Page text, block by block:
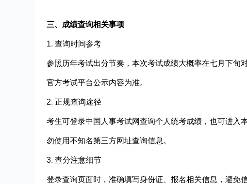
三、成绩查询相关事项
1. 查询时间参考
参照历年考试出分节奏，本次考试成绩大概率在七月下旬
官方考试平台公示内容为准。
2. 正规查询途径
考生可登录中国人事考试网查询个人统考成绩，也可进入
勿使用不知名第三方网址查询信息。
3. 查分注意细节
登录查询页面时，准确填写身份证、报名相关信息，避免